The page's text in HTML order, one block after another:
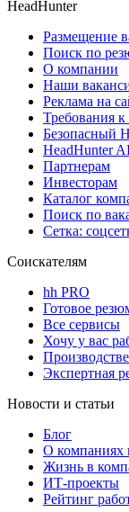
HeadHunter
Размещение
Поиск по
О компании
Наши
Реклама на
Требования
Безопасный
HeadHunter
Партнерам
Инвесторам
Каталог
Поиск по
Сетка:
Соискателям
hh PRO
Готовое
Все сервисы
Хочу у вас
Экспертная
Новости и статьи
Блог
О компаниях
Жизнь в
ИТ-проекты
Рейтинг